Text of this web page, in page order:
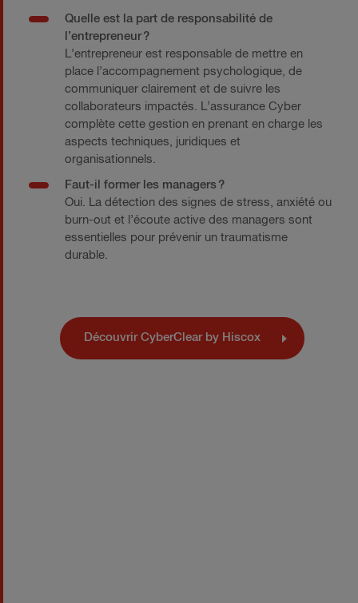
Quelle est la part de responsabilité de
l’entrepreneur ?
L’entrepreneur est responsable de mettre en
place l’accompagnement psychologique, de
communiquer clairement et de suivre les
collaborateurs impactés. L’assurance Cyber
complète cette gestion en prenant en charge les
aspects techniques, juridiques et
organisationnels.
Faut-il former les managers ?
Oui. La détection des signes de stress, anxiété ou
burn-out et l’écoute active des managers sont
essentielles pour prévenir un traumatisme
durable.
Découvrir CyberClear by Hiscox